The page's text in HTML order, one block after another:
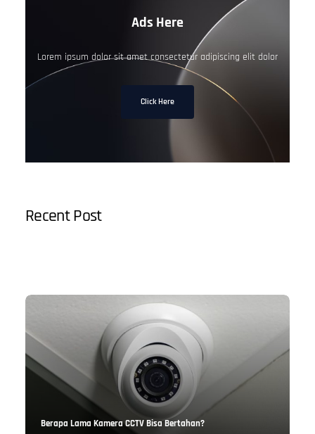
Ads Here
Lorem ipsum dolor sit amet consectetur adipiscing elit dolor
Click Here
Recent Post
Berapa Lama Kamera CCTV Bisa Bertahan?